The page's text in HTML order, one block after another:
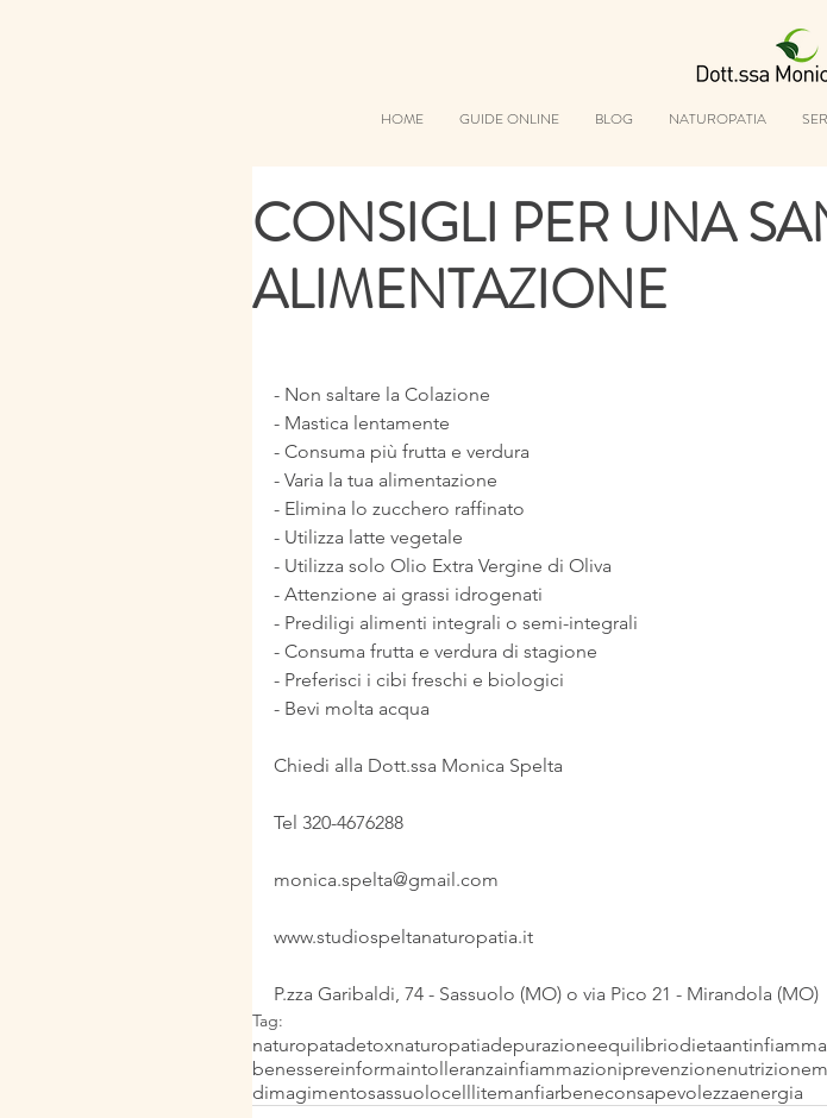
HOME GUIDE ONLINE BLOG NATUROPATIA
CONSIGLI PER UNA
ALIMENTAZIONE
- Non saltare la Colazione
- Mastica lentamente
- Consuma più frutta e verdura
- Varia la tua alimentazione
- Elimina lo zucchero raffinato
- Utilizza latte vegetale
- Utilizza solo Olio Extra Vergine di Oliva
- Attenzione ai grassi idrogenati
- Prediligi alimenti integrali o semi-integrali
- Consuma frutta e verdura di stagione
- Preferisci i cibi freschi e biologici
- Bevi molta acqua
Chiedi alla Dott.ssa Monica Spelta
Tel 320-4676288
monica.spelta@gmail.com
www.studiospeltanaturopatia.it
P.zza Garibaldi, 74 - Sassuolo (MO) o via Pico 21 - Mirandola (MO)
Tag:
naturopatadetoxnaturopatiadepurazioneequilibriodieta
benessereinformaintolleranzainfiammazioniprevenzionenutrizione
dimagimentosassuolocelllitemanfiarbeneconsapevolezzaenergia